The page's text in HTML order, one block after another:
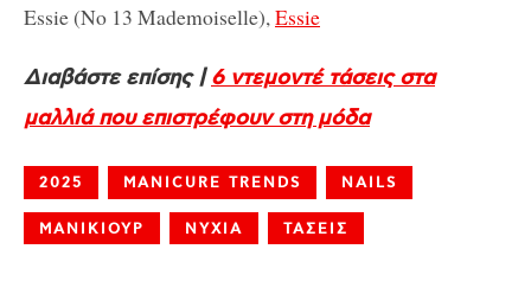
Essie (No 13 Mademoiselle),Essie
Διαβάστε επίσης |6 ντεμοντέ τάσεις στα
μαλλιά που επιστρέφουν στη μόδα
2025 MANICURE TRENDS NAILS
ΜΑΝΙΚΙΟΥΡ ΝΥΧΙΑ ΤΑΣΕΙΣ